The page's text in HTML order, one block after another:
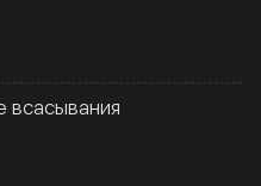
всасывания